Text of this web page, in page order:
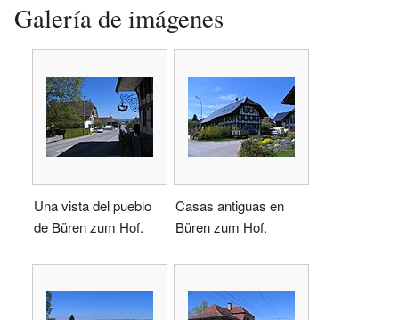
Galería de imágenes
Una vista del pueblo
de Büren zum Hof.
Casas antiguas en
Büren zum Hof.